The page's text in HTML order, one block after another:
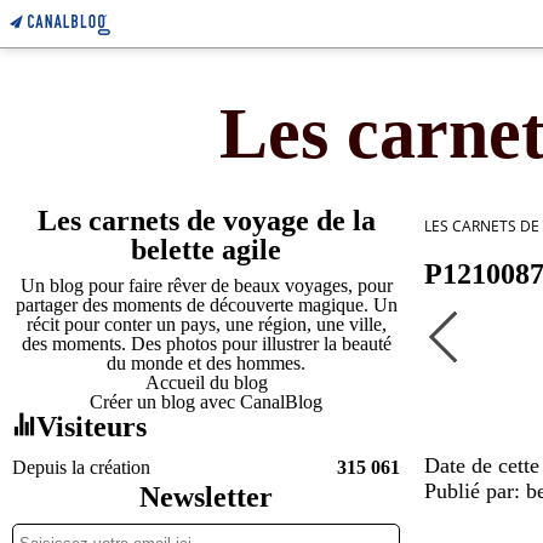
Les
Les carnets de voyage de la
belette agile
Un blog pour faire rêver de beaux voyages, pour
partager des moments de découverte magique. Un
récit pour conter un pays, une région, une ville,
des moments. Des photos pour illustrer la beauté
du monde et des hommes.
Accueil du blog
Créer un blog avec CanalBlog
Visiteurs
Depuis la création 315 061
Newsletter
LES CARNETS
P1210087
Date de
Publié par: